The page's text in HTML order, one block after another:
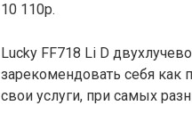
10 110р.
Lucky FF718 Li D
зарекомендовать себя
свои услуги, при самых